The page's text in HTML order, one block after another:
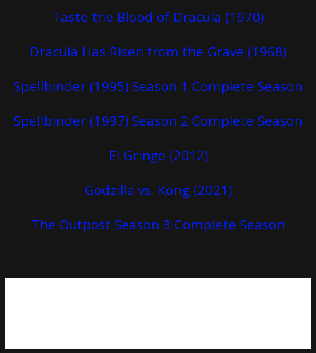
Taste the Blood of Dracula (1970)
Dracula Has Risen from the Grave (1968)
Spellbinder (1995) Season 1 Complete Season
Spellbinder (1997) Season 2 Complete Season
El Gringo (2012)
Godzilla vs. Kong (2021)
The Outpost Season 3 Complete Season